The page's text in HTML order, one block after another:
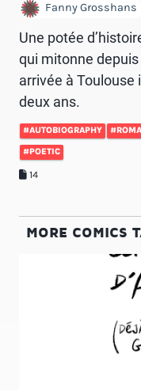
Fanny Grosshans
Une potée
qui mitonne
arrivée à Toulouse
deux ans.
#AUTOBIOGRAPHY
#POETIC
14
MORE COMICS